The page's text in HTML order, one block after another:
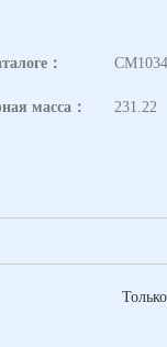
：
масса： 231.22